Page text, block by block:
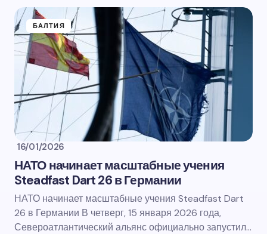
БАЛТИЯ
16/01/2026
НАТО начинает масштабные учения
Steadfast Dart 26 в Германии
НАТО начинает масштабные учения Steadfast Dart
26 в Германии В четверг, 15 января 2026 года,
Североатлантический альянс официально запустил…